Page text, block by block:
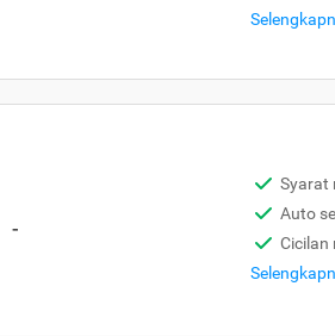
-
Syarat
Auto
Cicilan